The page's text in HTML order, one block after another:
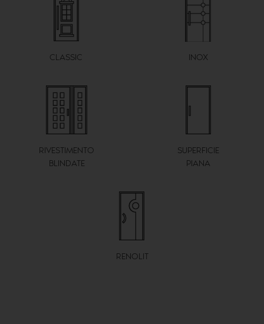
CLASSIC INOX
RIVESTIMENTO
BLINDATE
SUPERFICIE
PIANA
RENOLIT